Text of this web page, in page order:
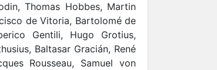
Thomas Hobbes, Martin
de Vitoria, Bartolomé de
Gentili, Hugo Grotius,
Baltasar Gracián, René
Rousseau, Samuel von